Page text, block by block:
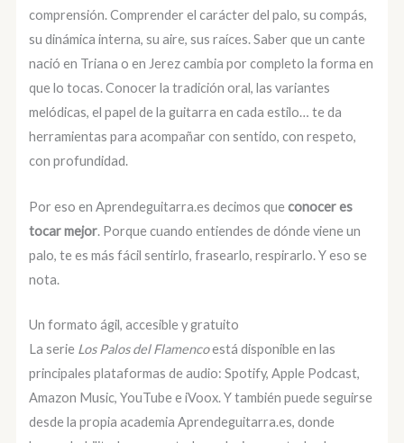
comprensión. Comprender el carácter del palo, su compás,
su dinámica interna, su aire, sus raíces. Saber que un cante
nació en Triana o en Jerez cambia por completo la forma en
que lo tocas. Conocer la tradición oral, las variantes
melódicas, el papel de la guitarra en cada estilo… te da
herramientas para acompañar con sentido, con respeto,
con profundidad.
Por eso en Aprendeguitarra.es decimos queconocer es
tocar mejor. Porque cuando entiendes de dónde viene un
palo, te es más fácil sentirlo, frasearlo, respirarlo. Y eso se
nota.
Un formato ágil, accesible y gratuito
La serie Los Palos del Flamencoestá disponible en las
principales plataformas de audio: Spotify, Apple Podcast,
Amazon Music, YouTube e iVoox. Y también puede seguirse
desde la propia academia Aprendeguitarra.es, donde